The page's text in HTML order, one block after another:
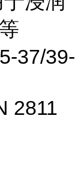
37/39-
2811